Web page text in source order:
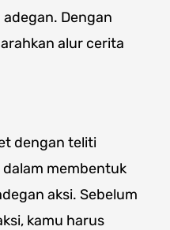
Dengan
alur cerita
dengan teliti
membentuk
aksi. Sebelum
kamu harus